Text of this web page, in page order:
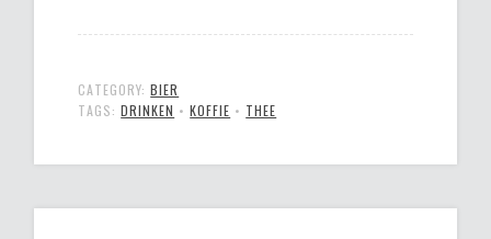
CATEGORY:BIER
TAGS:DRINKEN •KOFFIE • THEE